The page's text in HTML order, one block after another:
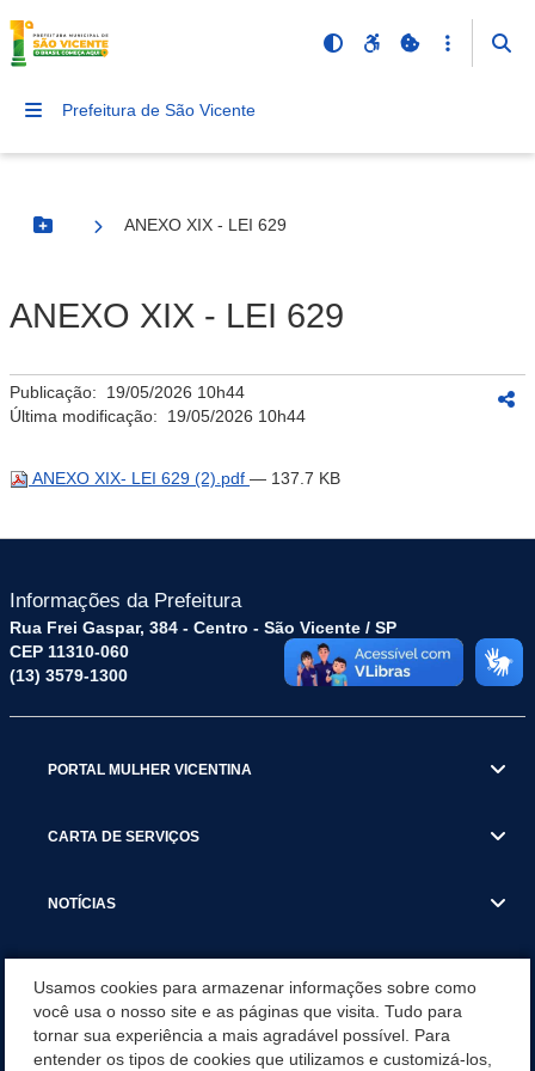
Prefeitura de São Vicente
Botão Menu
ANEXO XIX - LEI 629
ANEXO XIX - LEI 629
Publicação: 19/05/2026 10h44
Última modificação: 19/05/2026 10h44
ANEXO XIX- LEI 629 (2).pdf — 137.7 KB
Informações da Prefeitura
Rua Frei Gaspar, 384 - Centro - São Vicente / SP
CEP 11310-060
(13) 3579-1300
PORTAL MULHER VICENTINA
CARTA DE SERVIÇOS
NOTÍCIAS
VISITE SÃO VICENTE
Usamos cookies para armazenar informações sobre como
você usa o nosso site e as páginas que visita. Tudo para
tornar sua experiência a mais agradável possível. Para
entender os tipos de cookies que utilizamos e customizá-los,